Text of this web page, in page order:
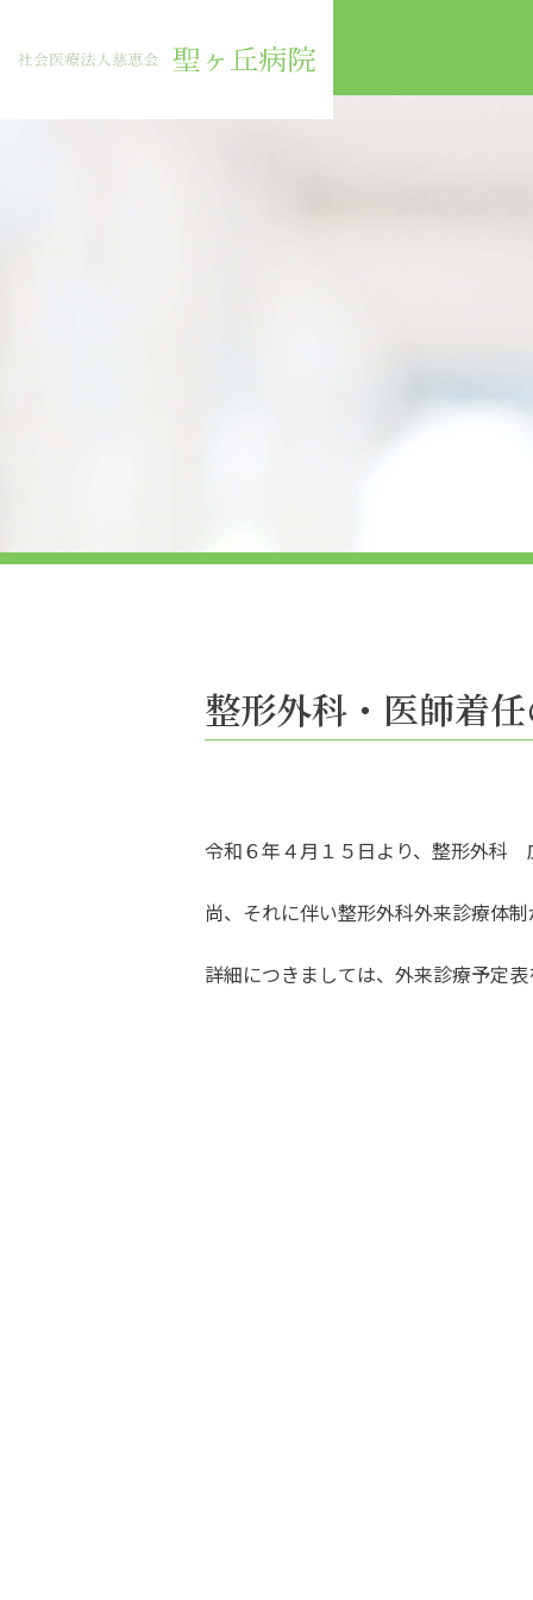
整形外科・医師着
令和６年４月１５日より、整形外
尚、それに伴い整形外科外来診療体
詳細につきましては、外来診療予定